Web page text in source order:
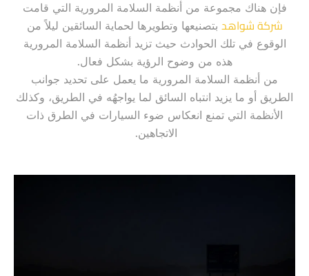
فإن هناك مجموعة من أنظمة السلامة المرورية التي قامت
شركة شواهد بتصنيعها وتطويرها لحماية السائقين ليلاً من
الوقوع في تلك الحوادث حيث تزيد أنظمة السلامة المرورية
هذه من وضوح الرؤية بشكل فعال.
من أنظمة السلامة المرورية ما يعمل على تحديد جوانب
الطريق أو ما يزيد انتباه السائق لما يواجهُه في الطريق، وكذلك
الأنظمة التي تمنع انعكاس ضوء السيارات في الطرق ذات
الاتجاهين.